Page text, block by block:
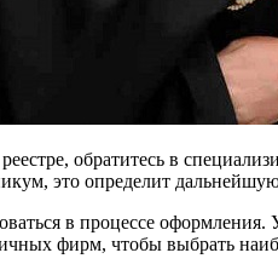
обратитесь в
это определит
в процессе
фирм, чтобы выбрать